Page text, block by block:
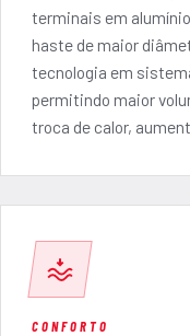
terminais em
haste de maior
tecnologia em
permitindo maior
troca de calor,
CONFORTO